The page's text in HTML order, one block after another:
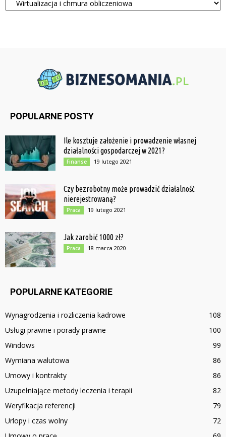
POPULARNE POSTY
Ile kosztuje założenie i prowadzenie własnej
działalności gospodarczej w 2021?
Finanse 19 lutego 2021
Czy bezrobotny może prowadzić działalność
nierejestrowaną?
Praca 19 lutego 2021
Jak zarobić 1000 zł?
Praca 18 marca 2020
POPULARNE KATEGORIE
Wynagrodzenia i rozliczenia kadrowe
108
Usługi prawne i porady prawne
100
Windows
99
Wymiana walutowa
86
Umowy i kontrakty
86
Uzupełniające metody leczenia i terapii
82
Weryfikacja referencji
79
Urlopy i czas wolny
72